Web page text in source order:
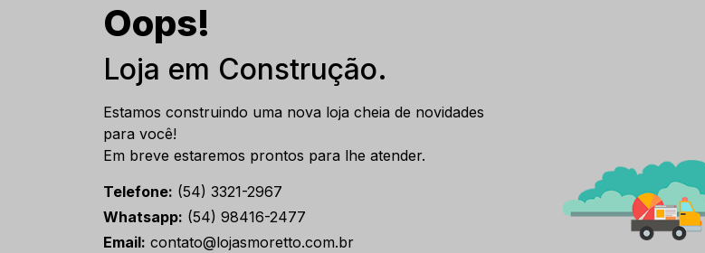
Oops!
Loja em Construção.
Estamos construindo uma nova loja cheia de novidades
para você!
Em breve estaremos prontos para lhe atender.
Telefone: (54) 3321-2967
Whatsapp: (54) 98416-2477
Email: contato@lojasmoretto.com.br